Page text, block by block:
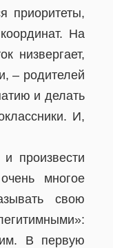
приоритеты,
На
низвергает,
– родителей
и делать
И,
произвести
многое
свою
В первую